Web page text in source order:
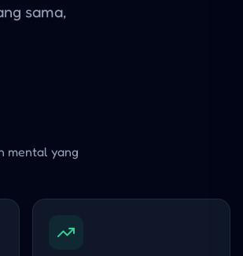
sama,
mental yang